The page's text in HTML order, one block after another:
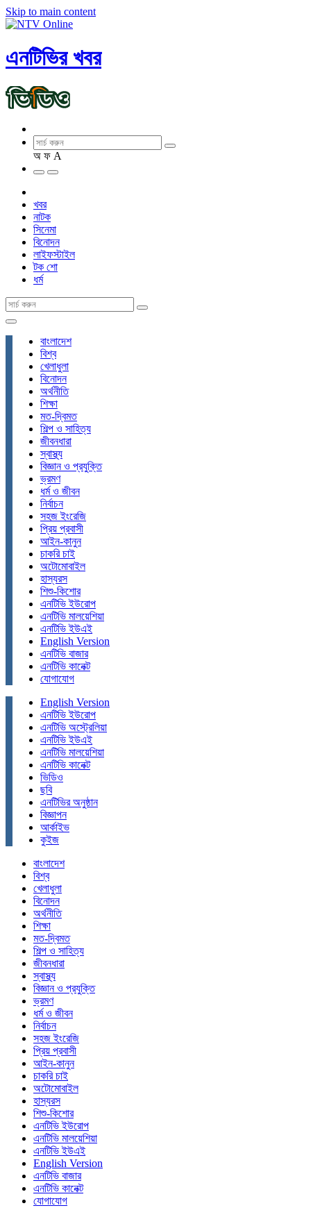
Skip to main content
এনটিভির খবর
অ ফ A
খবর
নাটক
সিনেমা
বিনোদন
লাইফস্টাইল
টক শো
ধর্ম
বাংলাদেশ
বিশ্ব
খেলাধুলা
বিনোদন
অর্থনীতি
শিক্ষা
মত-দ্বিমত
শিল্প ও সাহিত্য
জীবনধারা
স্বাস্থ্য
বিজ্ঞান ও প্রযুক্তি
ভ্রমণ
ধর্ম ও জীবন
নির্বাচন
সহজ ইংরেজি
প্রিয় প্রবাসী
আইন-কানুন
চাকরি চাই
অটোমোবাইল
হাস্যরস
শিশু-কিশোর
এনটিভি ইউরোপ
এনটিভি মালয়েশিয়া
এনটিভি ইউএই
English Version
এনটিভি বাজার
এনটিভি কানেক্ট
যোগাযোগ
English Version
এনটিভি ইউরোপ
এনটিভি অস্ট্রেলিয়া
এনটিভি ইউএই
এনটিভি মালয়েশিয়া
এনটিভি কানেক্ট
ভিডিও
ছবি
এনটিভির অনুষ্ঠান
বিজ্ঞাপন
আর্কাইভ
কুইজ
বাংলাদেশ
বিশ্ব
খেলাধুলা
বিনোদন
অর্থনীতি
শিক্ষা
মত-দ্বিমত
শিল্প ও সাহিত্য
জীবনধারা
স্বাস্থ্য
বিজ্ঞান ও প্রযুক্তি
ভ্রমণ
ধর্ম ও জীবন
নির্বাচন
সহজ ইংরেজি
প্রিয় প্রবাসী
আইন-কানুন
চাকরি চাই
অটোমোবাইল
হাস্যরস
শিশু-কিশোর
এনটিভি ইউরোপ
এনটিভি মালয়েশিয়া
এনটিভি ইউএই
English Version
এনটিভি বাজার
এনটিভি কানেক্ট
যোগাযোগ